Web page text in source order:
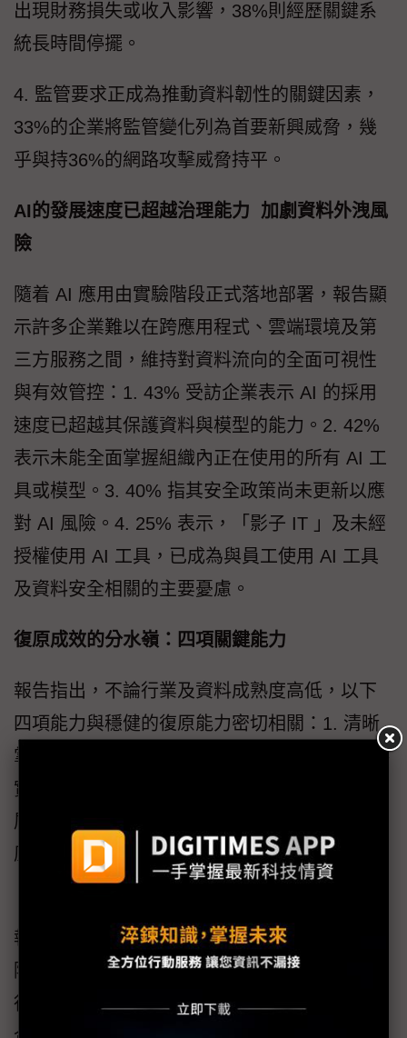
出現財務損失或收入影響，38%則經歷關鍵系
統長時間停擺。
4. 監管要求正成為推動資料韌性的關鍵因素，
33%的企業將監管變化列為首要新興威脅，幾
乎與持36%的網路攻擊威脅持平。
AI的發展速度已超越治理能力 加劇資料外洩風
險
隨着 AI 應用由實驗階段正式落地部署，報告顯
示許多企業難以在跨應用程式、雲端環境及第
三方服務之間，維持對資料流向的全面可視性
與有效管控：1. 43% 受訪企業表示 AI 的採用
速度已超越其保護資料與模型的能力。2. 42%
表示未能全面掌握組織內正在使用的所有 AI 工
具或模型。3. 40% 指其安全政策尚未更新以應
對 AI 風險。4. 25% 表示，「影子 IT 」及未經
授權使用 AI 工具，已成為與員工使用 AI 工具
及資料安全相關的主要憂慮。
復原成效的分水嶺：四項關鍵能力
報告指出，不論行業及資料成熟度高低，以下
四項能力與穩健的復原能力密切相關：1. 清晰
掌握企業內所有資料及 AI 風險的可視性。2. 落
實並執行具約束力的安全管控（不僅止於政策
層面）。3. 透過模擬攻擊測試證明具備實戰復
原能力。4. 管理層對責任歸屬、匯報機制以及
「復原結果」的準則達成一致共識。
報告亦清楚顯示，企業正由「意圖」走向「實
際執行」的一個明確訊號在於：具備可強制執
行的安全管控機制（如資料外洩防護 DLP）的